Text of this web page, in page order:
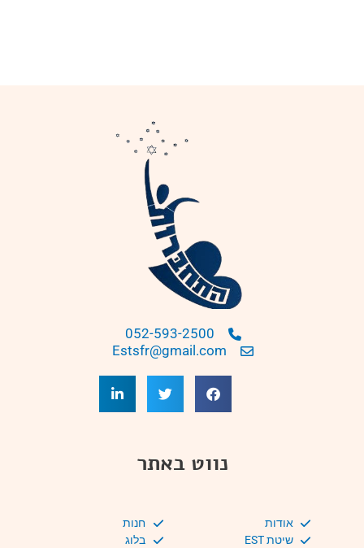
052-593-2500
Estsfr@gmail.com
נווט באתר
אודות
שיטת EST
חנות
בלוג